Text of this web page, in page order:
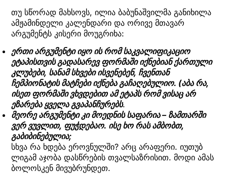
თუ სწორად მახსოვს, ილია ბაბუნაშვილმა განიხილა
ამჟამინდელი კალენდარი და ორივე მთავარ
არგუმენტს კისერი მოუგრიხა:
ერთი არგუმენტი იყო ის რომ საკვალიფიკაციო
ეტაპისთვის გადასარევ ფორმაში იქნებიან ქართული
კლუბები, სანამ სხვები ისვენებენ, ჩვენთან
ჩემპიონატის მატჩები იქნება გაჩაღებულიო. (აბა რა,
ისეთ ფორმაში ვხვდებით ამ ეტაპს რომ ვისაც არ
ეზარება ყველა გვაპანჩურებს.
მეორე არგუმენტი კი მოედნის საფარია – ზამთარში
ვერ ვუვლით, ფუჭდებაო. ისე ხო რას ამბობთ,
გაბიბინებულია;
სხვა რა ხდება ეროვნულში? არც არაფერი. იუთუბ
ლიგამ აჯობა დასწრების თვალსაზრისით. მოდი ამას
ბოლოსკენ მივუბრუნდეთ.